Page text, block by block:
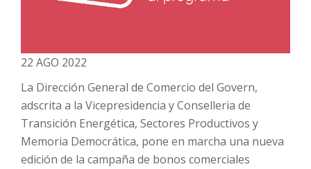
22 AGO 2022
La Dirección General de Comercio del Govern,
adscrita a la Vicepresidencia y Conselleria de
Transición Energética, Sectores Productivos y
Memoria Democrática, pone en marcha una nueva
edición de la campaña de bonos comerciales